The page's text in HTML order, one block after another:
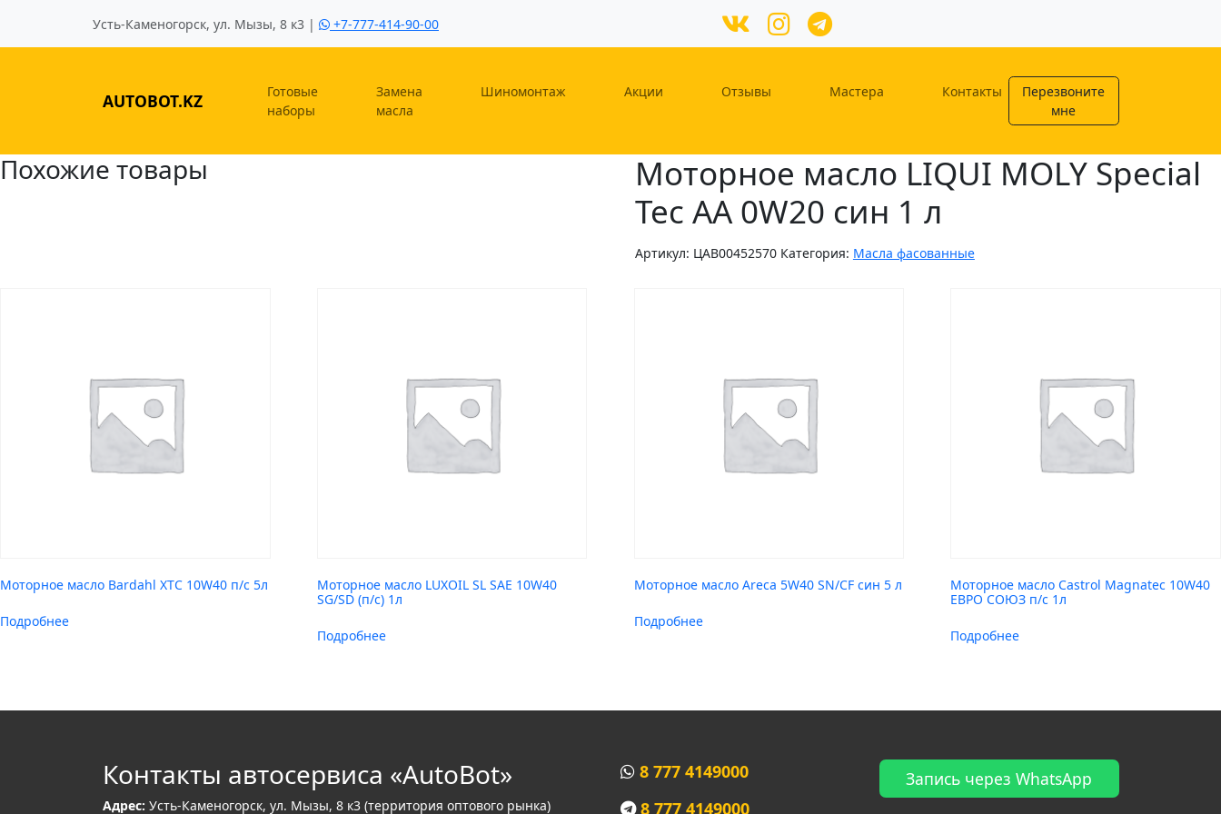
Усть-Каменогорск, ул. Мызы, 8 к3 | +7-777-414-90-00
AUTOBOT.KZ
Готовые
наборы
Замена
масла
Шиномонтаж Акции Отзывы Мастера Контакты
Перезвоните
мне
Моторное масло LIQUI MOLY Special
Tec AA 0W20 син 1 л
Артикул: ЦAB00452570 Категория: Масла фасованные
Похожие товары
Моторное масло Bardahl XTC 10W40 п/с 5л
Подробнее
Моторное масло LUXOIL SL SAE 10W40
SG/SD (п/с) 1л
Подробнее
Моторное масло Areca 5W40 SN/CF син 5 л
Подробнее
Моторное масло Castrol Magnatec 10W40
ЕВРО СОЮЗ п/с 1л
Подробнее
Контакты автосервиса «AutoBot»
Адрес: Усть-Каменогорск, ул. Мызы, 8 к3 (территория оптового рынка)
8 777 4149000
8 777 4149000
Запись через WhatsApp